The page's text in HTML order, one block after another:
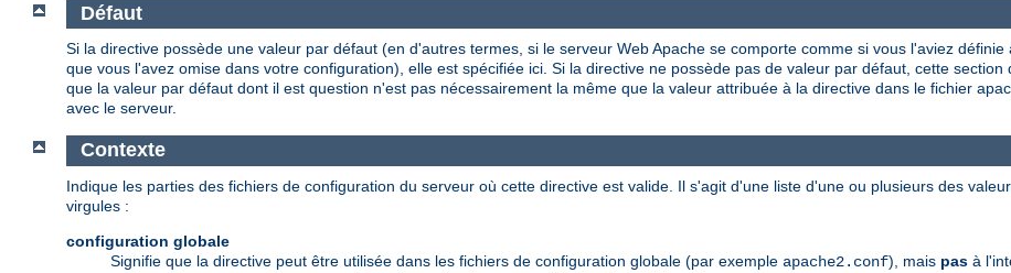
Défaut
Si la directive possède une valeur par défaut (en d'autres termes, si le serveur Web Apache se comporte comme si vous l'aviez
que vous l'avez omise dans votre configuration), elle est spécifiée ici. Si la directive ne possède pas de valeur par défaut, cette section
que la valeur par défaut dont il est question n'est pas nécessairement la même que la valeur attribuée à la directive dans le fichier
avec le serveur.
Contexte
Indique les parties des fichiers de configuration du serveur où cette directive est valide. Il s'agit d'une liste d'une ou plusieurs des
virgules :
configuration globale
Signifie que la directive peut être utilisée dans les fichiers de configuration globale (par exemple apache2.conf), mais pas à